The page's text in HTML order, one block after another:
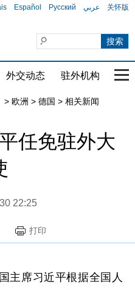
Español Русский عربي 关怀版
外交动态 驻外机构 国
> 欧洲 > 德国 > 相关新闻
任免驻外大
22:25
打印
主席习近平根据全国人